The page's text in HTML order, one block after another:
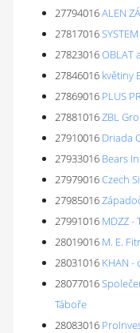
27794016ALEN
27817016
27823016OBLAT
27846016 květiny
27869016 PLUS
27881016ZBL
27910016 Driada
27933016 Bears
27979016Czech
27985016
27991016 MDZZ -
28019016 M. E.
28031016 KHAN -
28077016
Táboře
28083016